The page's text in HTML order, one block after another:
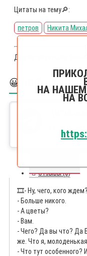
Цитаты на тему🔎:
петров Никита
Другие цитаты из
😀 БОЛЬШЕ
Отзывы (0)
🎞️- Ну, чего, кого ждем?
- Больше никого.
- А цветы?
- Вам.
- Чего? Да вы что? Да
же. Что я,
- Что тут особенного?
НА
НА